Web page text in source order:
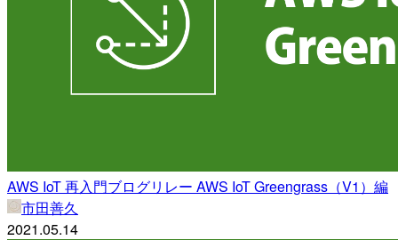
AWS IoT 再入門ブログリレー AWS IoT Greengrass（V1）編
市田善久
2021.05.14